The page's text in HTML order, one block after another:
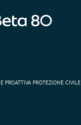
PROATTIVA PROTEZIONE CIVILE